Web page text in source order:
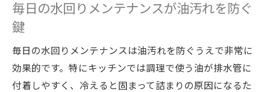
由
に保つ
配管の詰まり対策に有効な水回りメンテナ
ンス法
毎日の水回りメンテナンスが油汚れを防ぐ
鍵
毎日の水回りメンテナンスは油汚れを防ぐうえで非常に
効果的です。特にキッチンでは調理で使う油が排水管に
付着しやすく、冷えると固まって詰まりの原因になるた